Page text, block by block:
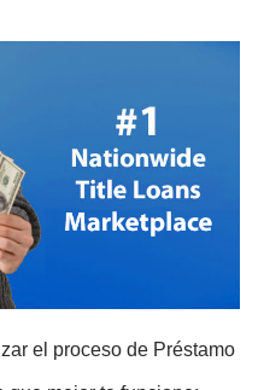
el proceso de Préstamo